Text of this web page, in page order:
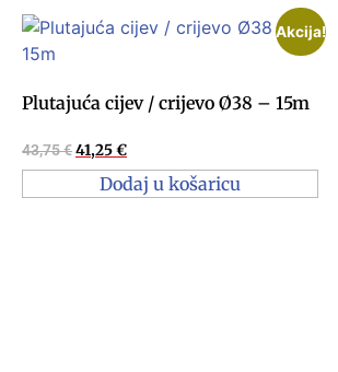
Akcija!
Plutajuća cijev / crijevo Ø38 – 15m
43,75€41,25€
Dodaj u košaricu